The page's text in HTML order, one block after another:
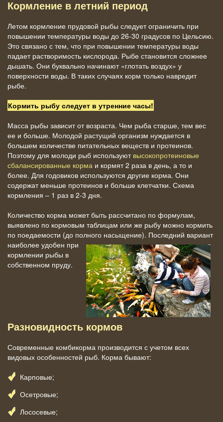
Кормление в летний период
Летом кормление прудовой рыбы следует ограничить при
повышении температуры воды до 26-30 градусов по Цельсию.
Это связано с тем, что при повышении температуры воды
падает растворимость кислорода. Рыбе становится сложнее
дышать. Они буквально начинают «глотать воздух» у
поверхности воды. В таких случаях корм только навредит
рыбе.
Кормить рыбу следует в утренние часы!
Масса рыбы зависит от возраста. Чем рыба старше, тем вес
ее и больше. Молодой растущий организм нуждается в
большем количестве питательных веществ и протеинов.
Поэтому для молоди рыб используют высокопротеиновые
сбалансированные корма и кормят 2 раза в день, а то и
более. Для годовиков используются другие корма. Они
содержат меньше протеинов и больше клетчатки. Схема
кормления – 1 раз в 2-3 дня.
Количество корма может быть рассчитано по формулам,
выявлено по кормовым таблицам или же рыбу можно кормить
по поедаемости (до полного насыщение). Последний вариант
наиболее удобен при
кормлении рыбы в
собственном пруду.
Разновидность кормов
Современные комбикорма производится с учетом всех
видовых особенностей рыб. Корма бывают:
Карповые;
Осетровые;
Лососевые;